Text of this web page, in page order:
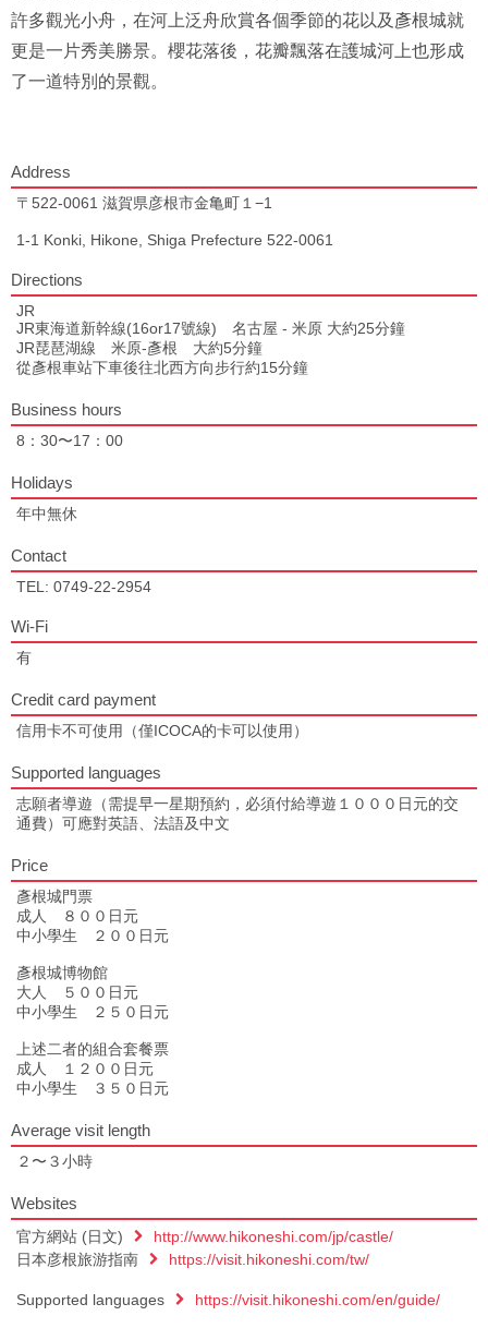
許多觀光小舟，在河上泛舟欣賞各個季節的花以及彥根城就
更是一片秀美勝景。櫻花落後，花瓣飄落在護城河上也形成
了一道特別的景觀。
Address
〒522-0061 滋賀県彦根市金亀町１−1
1-1 Konki, Hikone, Shiga Prefecture 522-0061
Directions
JR
JR東海道新幹線(16or17號線) 名古屋 - 米原 大約25分鐘
JR琵琶湖線 米原-彥根 大約5分鐘
從彥根車站下車後往北西方向步行約15分鐘
Business hours
8：30〜17：00
Holidays
年中無休
Contact
TEL: 0749-22-2954
Wi-Fi
有
Credit card payment
信用卡不可使用（僅ICOCA的卡可以使用）
Supported languages
志願者導遊（需提早一星期預約，必須付給導遊１０００日元的交
通費）可應對英語、法語及中文
Price
彥根城門票
成人 ８００日元
中小學生 ２００日元
彥根城博物館
大人 ５００日元
中小學生 ２５０日元
上述二者的組合套餐票
成人 １２００日元
中小學生 ３５０日元
Average visit length
２〜３小時
Websites
官方網站 (日文)
http://www.hikoneshi.com/jp/castle/
日本彦根旅游指南
https://visit.hikoneshi.com/tw/
Supported languages https://visit.hikoneshi.com/en/guide/